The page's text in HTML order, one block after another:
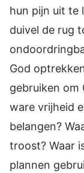
hun pijn uit te
duivel de rug
God
gebruiken om
ware vrijheid
belangen?
troost? Waar
plannen